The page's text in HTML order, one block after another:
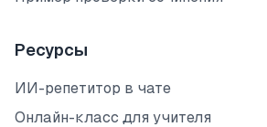
Ресурсы
ИИ-репетитор в чате
Онлайн-класс для учителя